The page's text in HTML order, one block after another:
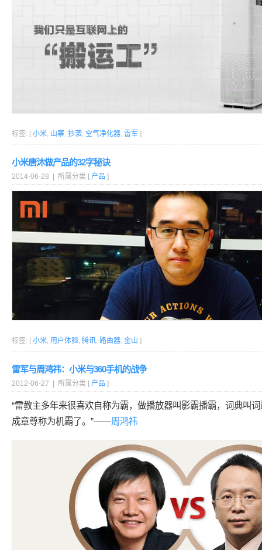
标签: [ 小米, 山寨, 抄袭, 空气净化器, 雷军 ]
小米唐沐做产品的32字秘诀
2014-06-28 | 所属分类 [ 产品 ]
标签: [ 小米, 用户体验, 腾讯, 路由器, 金山 ]
雷军与周鸿祎：小米与360手机的战争
2012-06-27 | 所属分类 [ 产品 ]
“雷教主多年来很喜欢自称为霸，做播放器叫影霸播霸，词典叫
成章尊称为机霸了。”——周鸿祎